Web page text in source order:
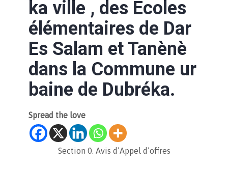
ka ville , des Ecoles
élémentaires de Dar
Es Salam et Tanènè
dans la Commune ur
baine de Dubréka.
Spread the love
Section 0. Avis d’Appel d’offres